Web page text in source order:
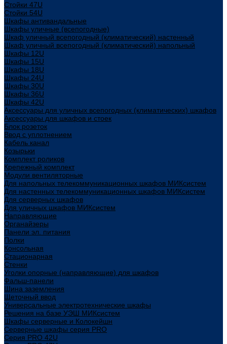
Стойки 47U
Стойки 54U
Шкафы антивандальные
Шкафы уличные (всепогодные)
Шкаф уличный всепогодный (климатический) настенный
Шкаф уличный всепогодный (климатический) напольный
Шкафы 12U
Шкафы 15U
Шкафы 18U
Шкафы 24U
Шкафы 30U
Шкафы 36U
Шкафы 42U
Аксессуары для уличных всепогодных (климатических) шкафов
Аксессуары для шкафов и стоек
Блок розеток
Ввод с уплотнением
Кабель канал
Козырьки
Комплект роликов
Крепежный комплект
Модули вентиляторные
Для напольных телекоммуникационных шкафов МИКсистем
Для настенных телекоммуникационных шкафов МИКсистем
Для серверных шкафов
Для уличных шкафов МИКсистем
Направляющие
Органайзеры
Панели эл. питания
Полки
Консольная
Стационарная
Стенки
Уголки опорные (направляющие) для шкафов
Фальш-панели
Шина заземления
Щеточный ввод
Универсальные электротехнические шкафы
Решения на базе УЭШ МИКсистем
Шкафы серверные и Колокейшн
Серверные шкафы серия PRO
Серия PRO 42U